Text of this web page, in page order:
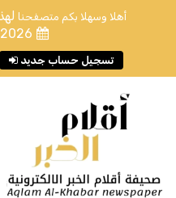
أهلا وسهلا بكم متصفحنا
تسجيل حساب جديد